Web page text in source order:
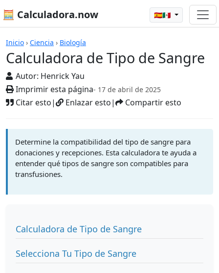
🧮 Calculadora.now 🇪🇸🇲🇽
Inicio › Ciencia › Biología
Calculadora de Tipo de Sangre
Autor: Henrick Yau
Imprimir esta página- 17 de abril de 2025
Citar esto| Enlazar esto| Compartir esto
Calculadoras
Determine la compatibilidad del tipo de sangre para
donaciones y recepciones. Esta calculadora te ayuda a
entender qué tipos de sangre son compatibles para
transfusiones.
Calculadora de Tipo de Sangre
Selecciona Tu Tipo de Sangre